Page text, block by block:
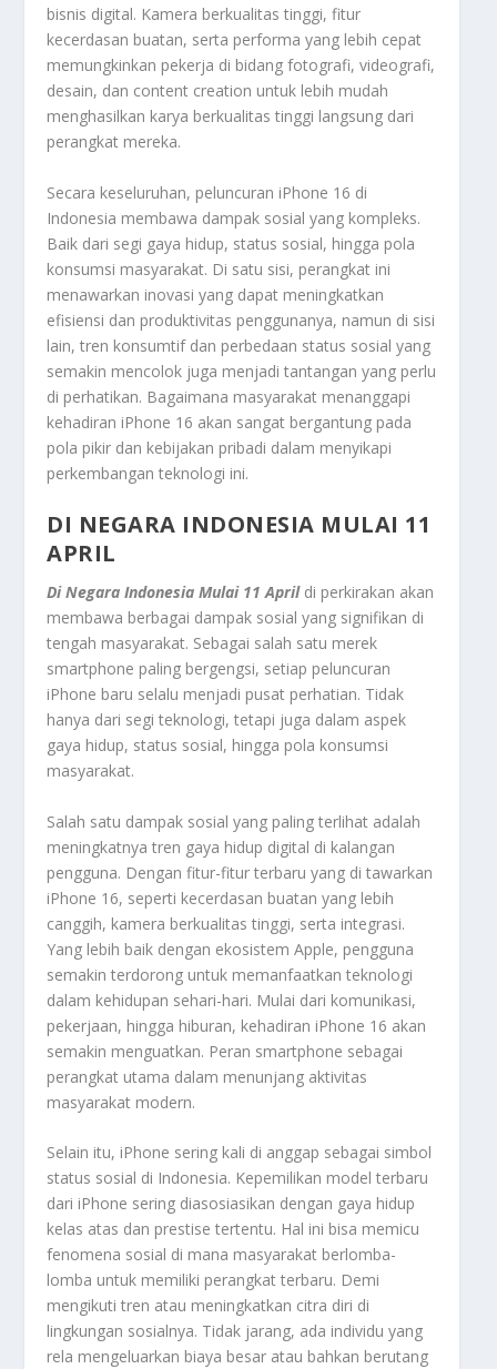
bisnis digital. Kamera berkualitas tinggi, fitur
kecerdasan buatan, serta performa yang lebih cepat
memungkinkan pekerja di bidang fotografi, videografi,
desain, dan content creation untuk lebih mudah
menghasilkan karya berkualitas tinggi langsung dari
perangkat mereka.
Secara keseluruhan, peluncuran iPhone 16 di
Indonesia membawa dampak sosial yang kompleks.
Baik dari segi gaya hidup, status sosial, hingga pola
konsumsi masyarakat. Di satu sisi, perangkat ini
menawarkan inovasi yang dapat meningkatkan
efisiensi dan produktivitas penggunanya, namun di sisi
lain, tren konsumtif dan perbedaan status sosial yang
semakin mencolok juga menjadi tantangan yang perlu
di perhatikan. Bagaimana masyarakat menanggapi
kehadiran iPhone 16 akan sangat bergantung pada
pola pikir dan kebijakan pribadi dalam menyikapi
perkembangan teknologi ini.
DI NEGARA INDONESIA MULAI 11
APRIL
Di Negara Indonesia Mulai 11 Aprildi perkirakan akan
membawa berbagai dampak sosial yang signifikan di
tengah masyarakat. Sebagai salah satu merek
smartphone paling bergengsi, setiap peluncuran
iPhone baru selalu menjadi pusat perhatian. Tidak
hanya dari segi teknologi, tetapi juga dalam aspek
gaya hidup, status sosial, hingga pola konsumsi
masyarakat.
Salah satu dampak sosial yang paling terlihat adalah
meningkatnya tren gaya hidup digital di kalangan
pengguna. Dengan fitur-fitur terbaru yang di tawarkan
iPhone 16, seperti kecerdasan buatan yang lebih
canggih, kamera berkualitas tinggi, serta integrasi.
Yang lebih baik dengan ekosistem Apple, pengguna
semakin terdorong untuk memanfaatkan teknologi
dalam kehidupan sehari-hari. Mulai dari komunikasi,
pekerjaan, hingga hiburan, kehadiran iPhone 16 akan
semakin menguatkan. Peran smartphone sebagai
perangkat utama dalam menunjang aktivitas
masyarakat modern.
Selain itu, iPhone sering kali di anggap sebagai simbol
status sosial di Indonesia. Kepemilikan model terbaru
dari iPhone sering diasosiasikan dengan gaya hidup
kelas atas dan prestise tertentu. Hal ini bisa memicu
fenomena sosial di mana masyarakat berlomba-
lomba untuk memiliki perangkat terbaru. Demi
mengikuti tren atau meningkatkan citra diri di
lingkungan sosialnya. Tidak jarang, ada individu yang
rela mengeluarkan biaya besar atau bahkan berutang